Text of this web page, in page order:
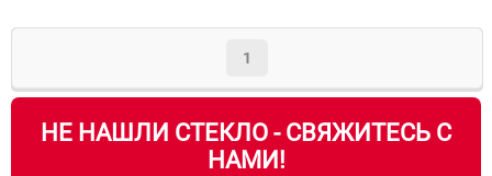
1
НЕ НАШЛИ СТЕКЛО - СВЯЖИТЕСЬ С
НАМИ!